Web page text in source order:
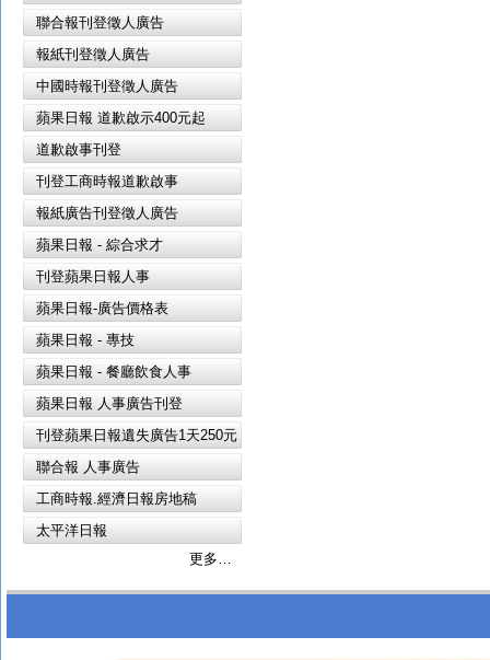
聯合報刊登徵人廣告
報紙刊登徵人廣告
中國時報刊登徵人廣告
蘋果日報 道歉啟示400元起
道歉啟事刊登
刊登工商時報道歉啟事
報紙廣告刊登徵人廣告
蘋果日報 - 綜合求才
刊登蘋果日報人事
蘋果日報-廣告價格表
蘋果日報 - 專技
蘋果日報 - 餐廳飲食人事
蘋果日報 人事廣告刊登
刊登蘋果日報遺失廣告1天250元
聯合報 人事廣告
工商時報.經濟日報房地稿
太平洋日報
更多…